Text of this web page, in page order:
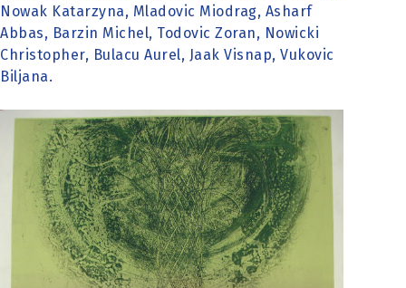
Nowak Katarzyna, Mladovic Miodrag, Asharf
Abbas, Barzin Michel, Todovic Zoran, Nowicki
Christopher, Bulacu Aurel, Jaak Visnap, Vukovic
Biljana.